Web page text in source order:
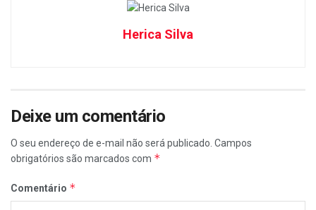
Herica Silva
Deixe um comentário
O seu endereço de e-mail não será publicado. Campos
obrigatórios são marcados com *
Comentário *